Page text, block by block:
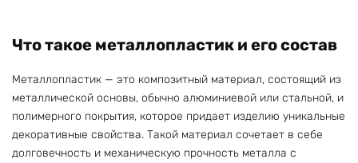
Что такое металлопластик и его состав
Металлопластик — это композитный материал, состоящий из
металлической основы, обычно алюминиевой или стальной, и
полимерного покрытия, которое придает изделию уникальные
декоративные свойства. Такой материал сочетает в себе
долговечность и механическую прочность металла с